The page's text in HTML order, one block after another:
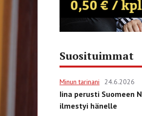
Suosituimmat
Minun tarinani 24.6.2026
Iina perusti Suomeen
ilmestyi hänelle